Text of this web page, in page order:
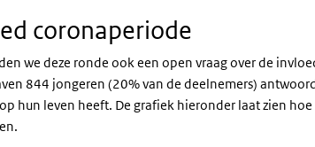
coronaperiode
we deze ronde ook een open vraag over de
844 jongeren (20% van de deelnemers)
hun leven heeft. De grafiek hieronder laat zien